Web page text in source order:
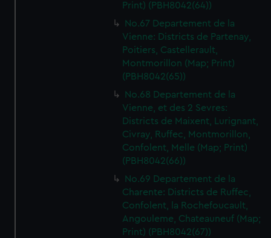
Print) (PBH8042(64))
No.67 Departement de la
Vienne: Districts de Partenay,
Poitiers, Castellerault,
Montmorillon (Map; Print)
(PBH8042(65))
No.68 Departement de la
Vienne, et des 2 Sevres:
Districts de Maixent, Lurignant,
Civray, Ruffec, Montmorillon,
Confolent, Melle (Map; Print)
(PBH8042(66))
No.69 Departement de la
Charente: Districts de Ruffec,
Confolent, la Rochefoucault,
Angouleme, Chateauneuf (Map;
Print) (PBH8042(67))